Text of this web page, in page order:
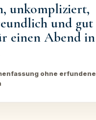
unkompliziert,
und gut
einen Abend in
ohne erfundene